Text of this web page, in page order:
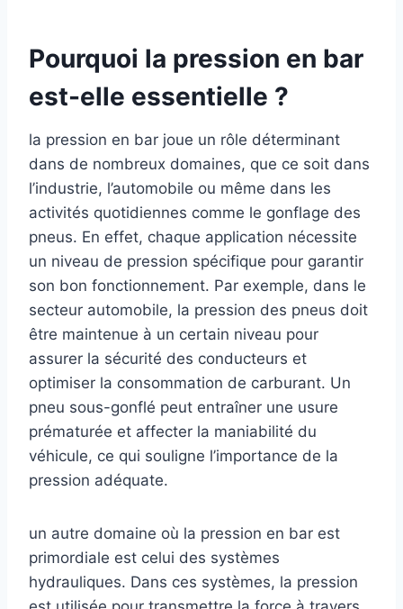
Pourquoi la pression en bar
est-elle essentielle ?
la pression en bar joue un rôle déterminant
dans de nombreux domaines, que ce soit dans
l’industrie, l’automobile ou même dans les
activités quotidiennes comme le gonflage des
pneus. En effet, chaque application nécessite
un niveau de pression spécifique pour garantir
son bon fonctionnement. Par exemple, dans le
secteur automobile, la pression des pneus doit
être maintenue à un certain niveau pour
assurer la sécurité des conducteurs et
optimiser la consommation de carburant. Un
pneu sous-gonflé peut entraîner une usure
prématurée et affecter la maniabilité du
véhicule, ce qui souligne l’importance de la
pression adéquate.
un autre domaine où la pression en bar est
primordiale est celui des systèmes
hydrauliques. Dans ces systèmes, la pression